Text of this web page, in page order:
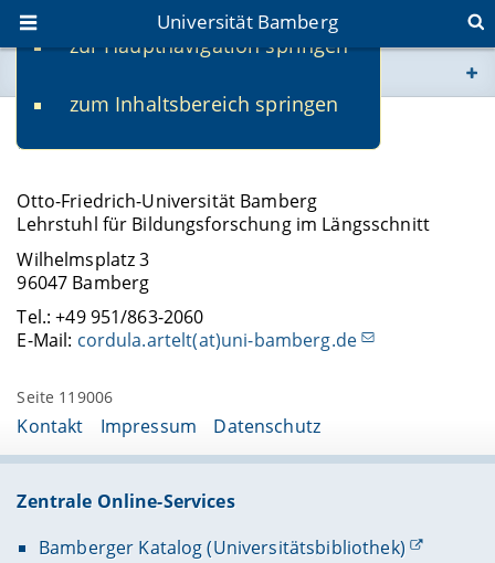
zur Hauptnavigation springen
zum Inhaltsbereich springen
Universität Bamberg
www.uni-bamberg.de
fis.uni-bamberg.de
Kontakt
Otto-Friedrich-Universität Bamberg
Lehrstuhl für Bildungsforschung im Längsschnitt
Wilhelmsplatz 3
96047 Bamberg
Tel.: +49 951/863-2060
E-Mail: cordula.artelt(at)uni-bamberg.de
Seite 119006
Kontakt Impressum Datenschutz
Zentrale Online-Services
Bamberger Katalog (Universitätsbibliothek)